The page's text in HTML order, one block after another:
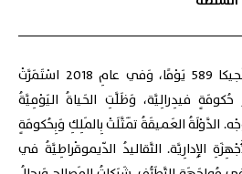
بَيْنَ 2010 وَ2011 اسْتَمَرَّتْ بَلْجيكا 589 يَوْمًا، وَفي عامِ 2018 اسْتَمَرَّتْ
فيدِرالِيَّة، وَظَلَّتِ الحَياةُ اليَوْمِيَّةُ
الدَّوْلَةُ العَميقَةُ تَمَثَّلَتْ بِالمَلِكِ وَبِحُكومَةٍ
الإِدارِيَّة. التَّقاليدُ الدّيموقْراطِيَّةُ في